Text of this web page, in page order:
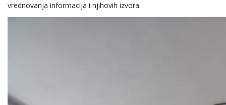
vrednovanja informacija i njihovih izvora.